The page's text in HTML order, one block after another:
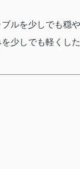
ルを少しでも穏や
少しでも軽くした